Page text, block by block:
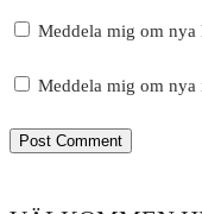
Meddela mig om nya
Meddela mig om nya